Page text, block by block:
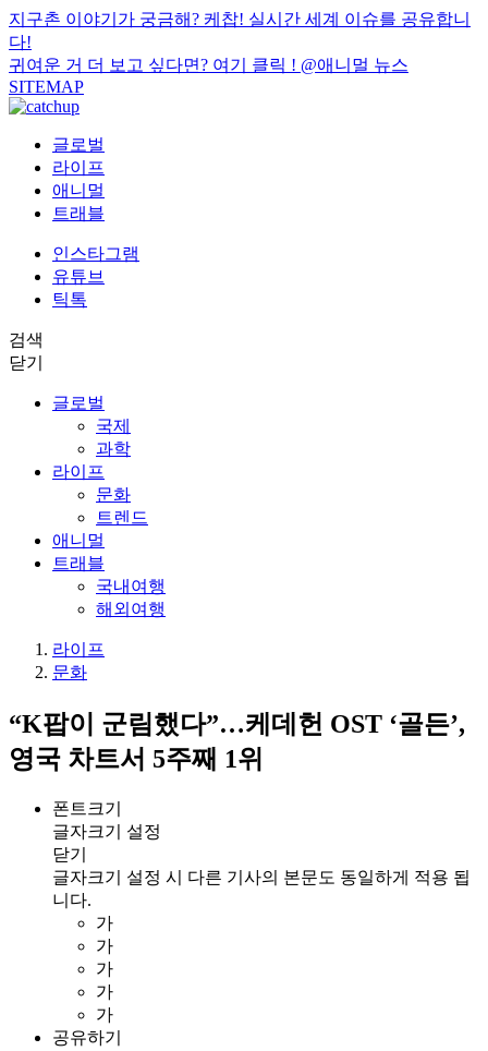
지구촌 이야기가 궁금해? 케찹! 실시간 세계 이슈를 공유합니
다!
귀여운 거 더 보고 싶다면? 여기 클릭 ! @애니멀 뉴스
SITEMAP
글로벌
라이프
애니멀
트래블
인스타그램
유튜브
틱톡
검색
닫기
글로벌
국제
과학
라이프
문화
트렌드
애니멀
트래블
국내여행
해외여행
라이프
문화
“K팝이 군림했다”…케데헌 OST ‘골든’,
영국 차트서 5주째 1위
폰트크기
글자크기 설정
닫기
글자크기 설정 시 다른 기사의 본문도 동일하게 적용 됩
니다.
가
가
가
가
가
공유하기